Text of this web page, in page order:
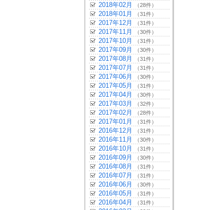
2018年02月 （28件）
2018年01月 （31件）
2017年12月 （31件）
2017年11月 （30件）
2017年10月 （31件）
2017年09月 （30件）
2017年08月 （31件）
2017年07月 （31件）
2017年06月 （30件）
2017年05月 （31件）
2017年04月 （30件）
2017年03月 （32件）
2017年02月 （28件）
2017年01月 （31件）
2016年12月 （31件）
2016年11月 （30件）
2016年10月 （31件）
2016年09月 （30件）
2016年08月 （31件）
2016年07月 （31件）
2016年06月 （30件）
2016年05月 （31件）
2016年04月 （31件）